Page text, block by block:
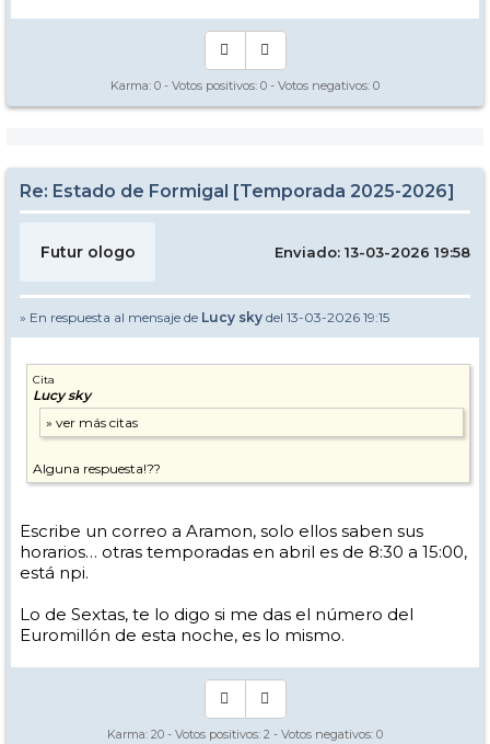
Karma: 0 - Votos positivos: 0 - Votos negativos: 0
Re: Estado de Formigal [Temporada 2025-2026]
Futur ologo Enviado: 13-03-2026 19:58
» En respuesta al mensaje de Lucy sky del 13-03-2026 19:15
Cita
Lucy sky
Alguna respuesta!??
Escribe un correo a Aramon, solo ellos saben sus
horarios… otras temporadas en abril es de 8:30 a 15:00,
está npi.
Lo de Sextas, te lo digo si me das el número del
Euromillón de esta noche, es lo mismo.
Karma: 20 - Votos positivos: 2 - Votos negativos: 0